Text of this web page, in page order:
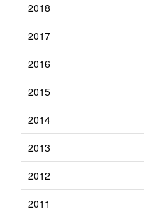
2018
2017
2016
2015
2014
2013
2012
2011